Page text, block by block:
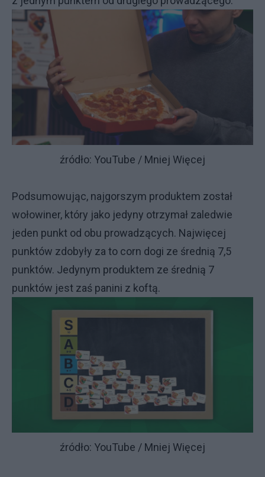
źródło: YouTube / Mniej Więcej
Podsumowując, najgorszym produktem został
wołowiner, który jako jedyny otrzymał zaledwie
jeden punkt od obu prowadzących. Najwięcej
punktów zdobyły za to corn dogi ze średnią 7,5
punktów. Jedynym produktem ze średnią 7
punktów jest zaś panini z koftą.
źródło: YouTube / Mniej Więcej